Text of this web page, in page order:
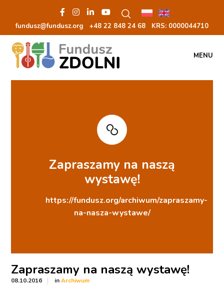
fundusz@fundusz.org +48 22 848 24 68 KRS: 0000044710
MENU
Zapraszamy na naszą
wystawę!
https://fundusz.org/archiwum/zapraszamy-
na-nasza-wystawe/
Zapraszamy na naszą wystawę!
08.10.2016 inArchiwum